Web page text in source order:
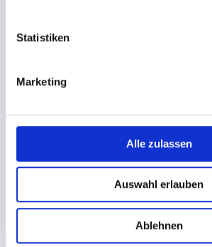
Statistiken
Marketing
Alle zulassen
Auswahl erlauben
Ablehnen
Natron 2-lagig
18,85 €
In den Warenkorb In